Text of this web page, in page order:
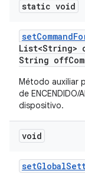
static void
setCommand
List<String>
String off
Método auxiliar
de ENCENDIDO/
dispositivo.
void
setGlobal